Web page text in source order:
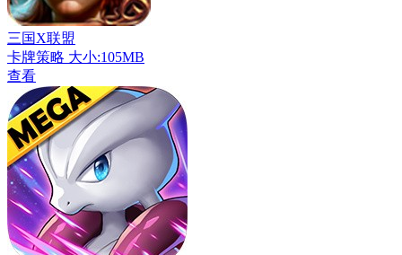
三国X联盟
卡牌策略 大小:105MB
查看